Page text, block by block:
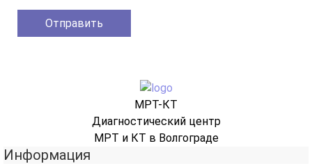
МРТ-КТ
Диагностический центр
МРТ и КТ в Волгограде
Информация